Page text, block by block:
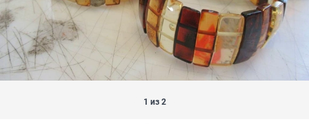
1 из 2